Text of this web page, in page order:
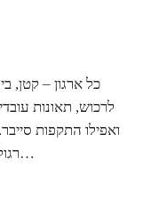
כל ארגון – קטן,
לרכוש, תאונות
ואפילו התקפות
רגולטורית אלא גם אסטרטגיה עסקית חכמה…